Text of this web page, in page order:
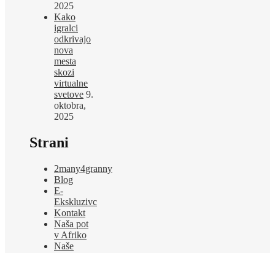
2025
Kako
igralci
odkrivajo
nova
mesta
skozi
virtualne
svetove 9.
oktobra,
2025
Strani
2many4granny
Blog
E-
Ekskluzivc
Kontakt
Naša pot
v Afriko
Naše